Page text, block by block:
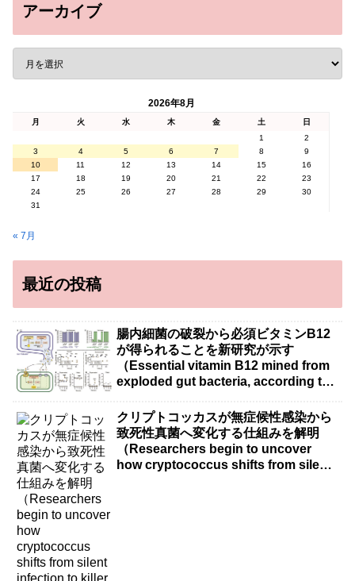
アーカイブ
2026年8月
月 火 水 木 金 土
日
1
2
3
4 5 6 7 8
9
10
11 12 13 14 15
16
17
18 19 20 21 22
23
24
25 26 27 28 29
30
31
« 7月
最近の投稿
腸内細菌の破裂から必須ビタミンB12
が得られることを新研究が示す
（Essential vitamin B12 mined from
exploded gut bacteria, according to
クリプトコッカスが無症候性感染から
致死性真菌へ変化する仕組みを解明
（Researchers begin to uncover
how cryptococcus shifts from silent